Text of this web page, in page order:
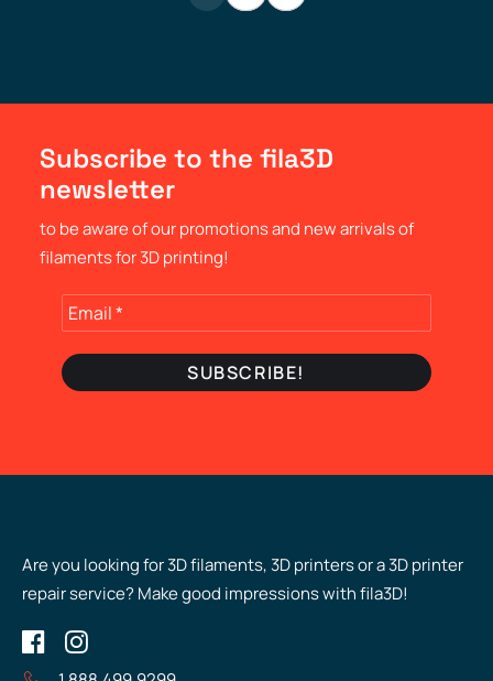
Subscribe to the fila3D
newsletter
to be aware of our promotions and new arrivals of
filaments for 3D printing!
Are you looking for 3D filaments, 3D printers or a 3D printer
repair service? Make good impressions with fila3D!